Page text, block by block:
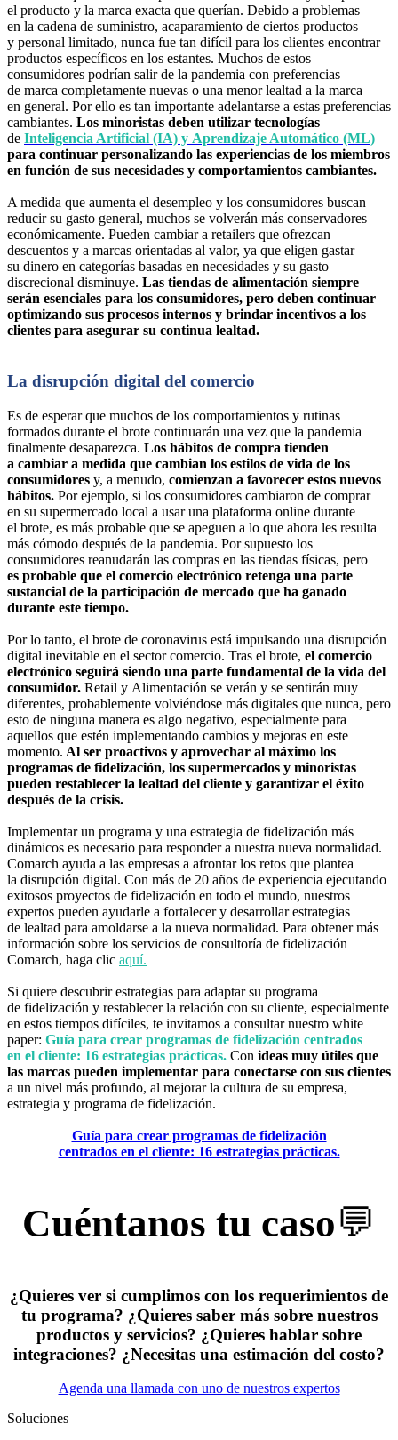
el producto y la marca exacta que querían. Debido a problemas
en la cadena de suministro, acaparamiento de ciertos productos
y personal limitado, nunca fue tan difícil para los clientes encontrar
productos específicos en los estantes. Muchos de estos
consumidores podrían salir de la pandemia con preferencias
de marca completamente nuevas o una menor lealtad a la marca
en general. Por ello es tan importante adelantarse a estas preferencias
cambiantes. Los minoristas deben utilizar tecnologías
de Inteligencia Artificial (IA) y Aprendizaje Automático (ML)
para continuar personalizando las experiencias de los miembros
en función de sus necesidades y comportamientos cambiantes.
A medida que aumenta el desempleo y los consumidores buscan
reducir su gasto general, muchos se volverán más conservadores
económicamente. Pueden cambiar a retailers que ofrezcan
descuentos y a marcas orientadas al valor, ya que eligen gastar
su dinero en categorías basadas en necesidades y su gasto
discrecional disminuye. Las tiendas de alimentación siempre
serán esenciales para los consumidores, pero deben continuar
optimizando sus procesos internos y brindar incentivos a los
clientes para asegurar su continua lealtad.
La disrupción digital del comercio
Es de esperar que muchos de los comportamientos y rutinas
formados durante el brote continuarán una vez que la pandemia
finalmente desaparezca. Los hábitos de compra tienden
a cambiar a medida que cambian los estilos de vida de los
consumidores y, a menudo, comienzan a favorecer estos nuevos
hábitos. Por ejemplo, si los consumidores cambiaron de comprar
en su supermercado local a usar una plataforma online durante
el brote, es más probable que se apeguen a lo que ahora les resulta
más cómodo después de la pandemia. Por supuesto los
consumidores reanudarán las compras en las tiendas físicas, pero
es probable que el comercio electrónico retenga una parte
sustancial de la participación de mercado que ha ganado
durante este tiempo.
Por lo tanto, el brote de coronavirus está impulsando una disrupción
digital inevitable en el sector comercio. Tras el brote, el comercio
electrónico seguirá siendo una parte fundamental de la vida del
consumidor. Retail y Alimentación se verán y se sentirán muy
diferentes, probablemente volviéndose más digitales que nunca, pero
esto de ninguna manera es algo negativo, especialmente para
aquellos que estén implementando cambios y mejoras en este
momento. Al ser proactivos y aprovechar al máximo los
programas de fidelización, los supermercados y minoristas
pueden restablecer la lealtad del cliente y garantizar el éxito
después de la crisis.
Implementar un programa y una estrategia de fidelización más
dinámicos es necesario para responder a nuestra nueva normalidad.
Comarch ayuda a las empresas a afrontar los retos que plantea
la disrupción digital. Con más de 20 años de experiencia ejecutando
exitosos proyectos de fidelización en todo el mundo, nuestros
expertos pueden ayudarle a fortalecer y desarrollar estrategias
de lealtad para amoldarse a la nueva normalidad. Para obtener más
información sobre los servicios de consultoría de fidelización
Comarch, haga clic aquí.
Si quiere descubrir estrategias para adaptar su programa
de fidelización y restablecer la relación con su cliente, especialmente
en estos tiempos difíciles, te invitamos a consultar nuestro white
paper: Guía para crear programas de fidelización centrados
en el cliente: 16 estrategias prácticas. Con ideas muy útiles que
las marcas pueden implementar para conectarse con sus clientes
a un nivel más profundo, al mejorar la cultura de su empresa,
estrategia y programa de fidelización.
Guía para crear programas de fidelización
centrados en el cliente: 16 estrategias prácticas.
Cuéntanos tu caso💬
¿Quieres ver si cumplimos con los requerimientos de
tu programa? ¿Quieres saber más sobre nuestros
productos y servicios? ¿Quieres hablar sobre
integraciones? ¿Necesitas una estimación del costo?
Agenda una llamada con uno de nuestros expertos
Soluciones